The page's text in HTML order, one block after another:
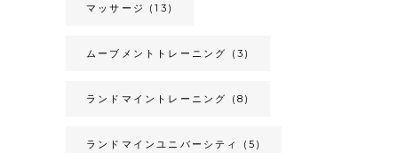
マッサージ (13)
ムーブメントトレーニング (3)
ランドマイントレーニング (8)
ランドマインユニバーシティ (5)